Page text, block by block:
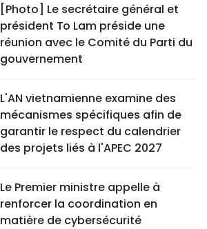
[Photo] Le secrétaire général et
président To Lam préside une
réunion avec le Comité du Parti du
gouvernement
L'AN vietnamienne examine des
mécanismes spécifiques afin de
garantir le respect du calendrier
des projets liés à l'APEC 2027
Le Premier ministre appelle à
renforcer la coordination en
matière de cybersécurité